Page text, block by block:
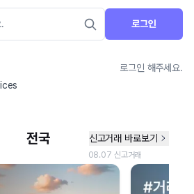
로그인
로그인 해주세요.